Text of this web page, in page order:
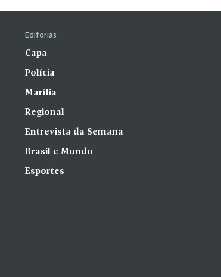
Editorias
Capa
Polícia
Marília
Regional
Entrevista da Semana
Brasil e Mundo
Esportes